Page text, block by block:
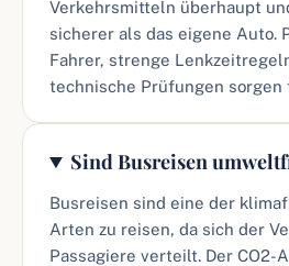
Verkehrsmitteln überhaupt
sicherer als das eigene Auto.
Fahrer, strenge
technische Prüfungen sorgen
Sind Busreisen
Busreisen sind eine der
Arten zu reisen, da sich der
Passagiere verteilt. Der CO2-